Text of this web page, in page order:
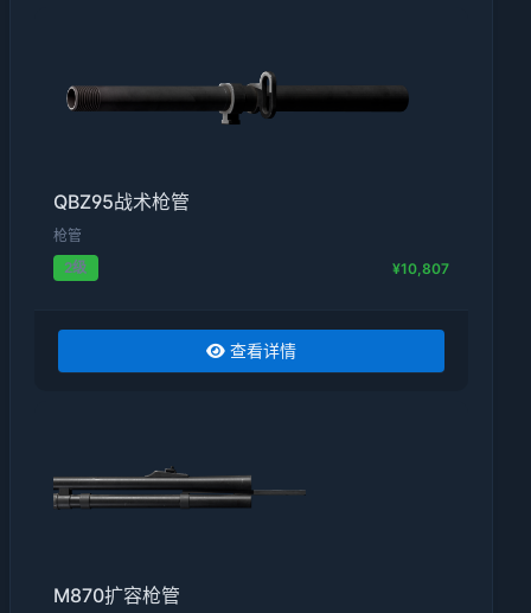
QBZ95战术枪管
枪管
2级
¥10,807
查看详情
M870扩容枪管